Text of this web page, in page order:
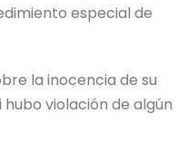
especial de
la inocencia de su
violación de algún